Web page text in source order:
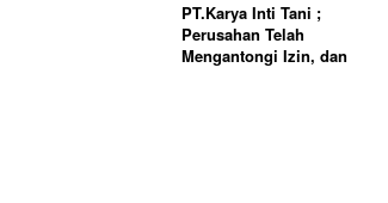
PT.Karya Inti Tani ;
Perusahan Telah
Mengantongi Izin, dan